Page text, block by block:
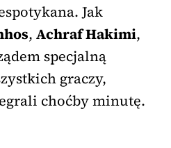
Jak
, Achraf Hakimi,
specjalną
graczy,
choćby minutę.